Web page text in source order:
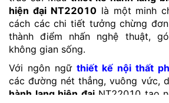
hiện đại NT22010là một minh
cách các chi tiết tưởng chừng
thành điểm nhấn nghệ thuật,
không gian sống.
Với ngôn ngữ thiết kế nội thất
các đường nét thẳng, vuông vức,
hành lang hiện đạiNT22010 tạo